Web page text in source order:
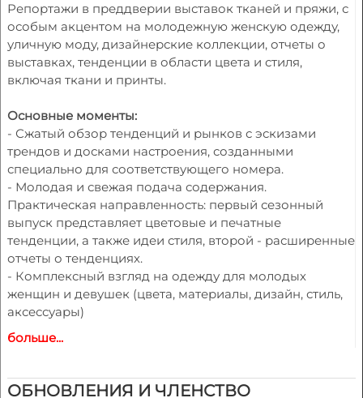
Репортажи в преддверии выставок тканей и пряжи, с
особым акцентом на молодежную женскую одежду,
уличную моду, дизайнерские коллекции, отчеты о
выставках, тенденции в области цвета и стиля,
включая ткани и принты.
Основные моменты:
- Сжатый обзор тенденций и рынков с эскизами
трендов и досками настроения, созданными
специально для соответствующего номера.
- Молодая и свежая подача содержания.
Практическая направленность: первый сезонный
выпуск представляет цветовые и печатные
тенденции, а также идеи стиля, второй - расширенные
отчеты о тенденциях.
- Комплексный взгляд на одежду для молодых
женщин и девушек (цвета, материалы, дизайн, стиль,
аксессуары)
- Эскизы трендов для брюк, жакетов, юбок, платьев и
дизайнерских показов
больше...
ОБНОВЛЕНИЯ И ЧЛЕНСТВО